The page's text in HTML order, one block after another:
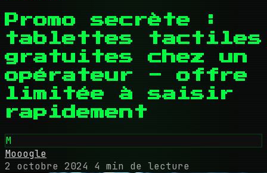
Promo secrète :
tablettes tactiles
gratuites chez un
opérateur - offre
limitée à saisir
rapidement
M
Mooogle
2 octobre 2024 4 min de lecture